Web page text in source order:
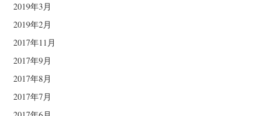
2019年3月
2019年2月
2017年11月
2017年9月
2017年8月
2017年7月